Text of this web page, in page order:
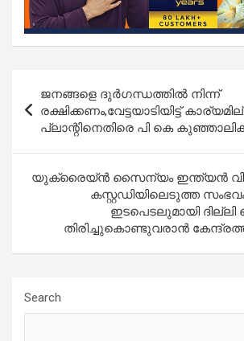
navigation
ജനങ്ങളെ ദുർഗന്ധത്തിൽ നിന്ന്
രക്ഷിക്കണം,വേട്ടയാടിയിട്ട്
പ്ലാന്റിനെതിരെ പി കെ
യുക്രൈയ്ൻ സൈന്യം ഇന്ത്യൻ
കസ്റ്റഡിയിലെടുത്ത
ഇടപെടലുമായി ദില്ലി
തിരിച്ചുകൊണ്ടുവരാൻ
Search